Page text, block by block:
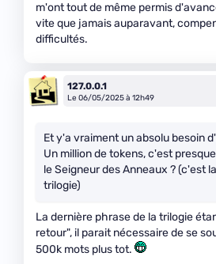
m'ont tout de même permis
vite que jamais auparavant,
difficultés.
127.0.0.1
Le 06/05/2025 à 12h49
Et y'a vraiment un absolu besoin
Un million de tokens, c'est
le Seigneur des Anneaux ? (c'est
trilogie)
La dernière phrase de la trilogie
retour", il parait nécessaire de se
500k mots plus tot.